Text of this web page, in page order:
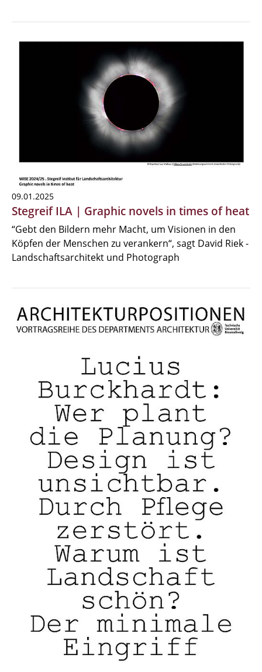
09.01.2025
Stegreif ILA | Graphic novels in times of heat
“Gebt den Bildern mehr Macht, um Visionen in den
Köpfen der Menschen zu verankern“, sagt David Riek -
Landschaftsarchitekt und Photograph